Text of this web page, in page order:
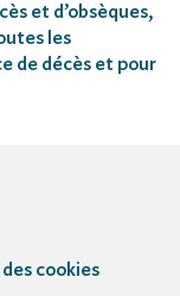
et d’obsèques,
les
de décès et pour
cookies